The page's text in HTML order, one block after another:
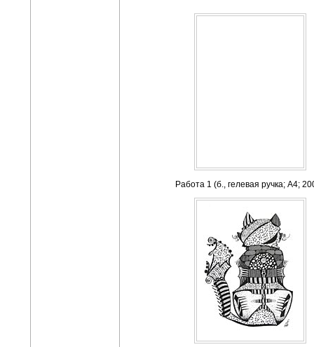
Работа 1 (б., гелевая ручка; А4;